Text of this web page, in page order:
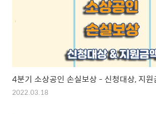
4분기 소상공인 손실보상 - 신청대상, 지원
2022.03.18